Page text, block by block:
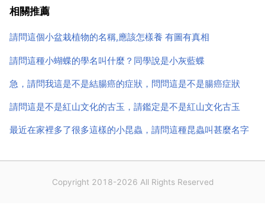
如果是，風水上怎麼化解 這樣的戶型不聚財還有對家人
相關推薦
請問這個小盆栽植物的名稱,應該怎樣養 有圖有真相
請問這種小蝴蝶的學名叫什麼？同學說是小灰藍蝶
急，請問我這是不是結腸癌的症狀，問問這是不是腸癌症狀
請問這是不是紅山文化的古玉，請鑑定是不是紅山文化古玉
最近在家裡多了很多這樣的小昆蟲，請問這種昆蟲叫甚麼名字
Copyright 2018-2026 All Rights Reserved